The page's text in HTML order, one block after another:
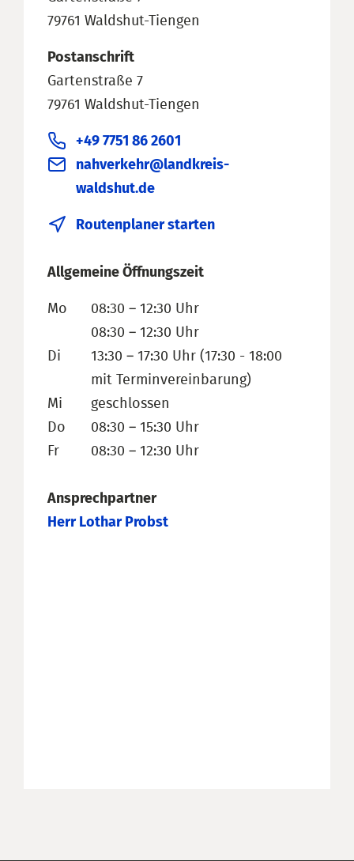
79761 Waldshut-Tiengen
Postanschrift
Gartenstraße 7
79761 Waldshut-Tiengen
+49 7751 86 2601
nahverkehr@landkreis-
waldshut.de
Routenplaner starten
Allgemeine Öffnungszeit
Mo 08:30 – 12:30 Uhr
Di
08:30 – 12:30 Uhr
13:30 – 17:30 Uhr (17:30 - 18:00
mit Terminvereinbarung)
Mi
geschlossen
Do
08:30 – 15:30 Uhr
Fr
08:30 – 12:30 Uhr
Ansprechpartner
Herr Lothar Probst